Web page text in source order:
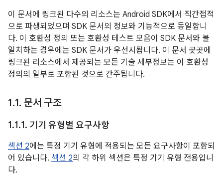
이 문서에 링크된 다수의 리소스는 Android SDK에서 직간접적
으로 파생되었으며 SDK 문서의 정보와 기능적으로 동일합니
다. 이 호환성 정의 또는 호환성 테스트 모음이 SDK 문서와 불
일치하는 경우에는 SDK 문서가 우선시됩니다. 이 문서 곳곳에
링크된 리소스에서 제공되는 모든 기술 세부정보는 이 호환성
정의의 일부로 포함된 것으로 간주됩니다.
1.1. 문서 구조
1.1.1. 기기 유형별 요구사항
섹션 2에는 특정 기기 유형에 적용되는 모든 요구사항이 포함되
어 있습니다. 섹션 2의 각 하위 섹션은 특정 기기 유형 전용입니
다.